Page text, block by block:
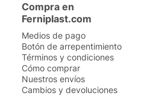
Compra en
Ferniplast.com
Medios de pago
Botón de arrepentimiento
Términos y condiciones
Cómo comprar
Nuestros envíos
Cambios y devoluciones